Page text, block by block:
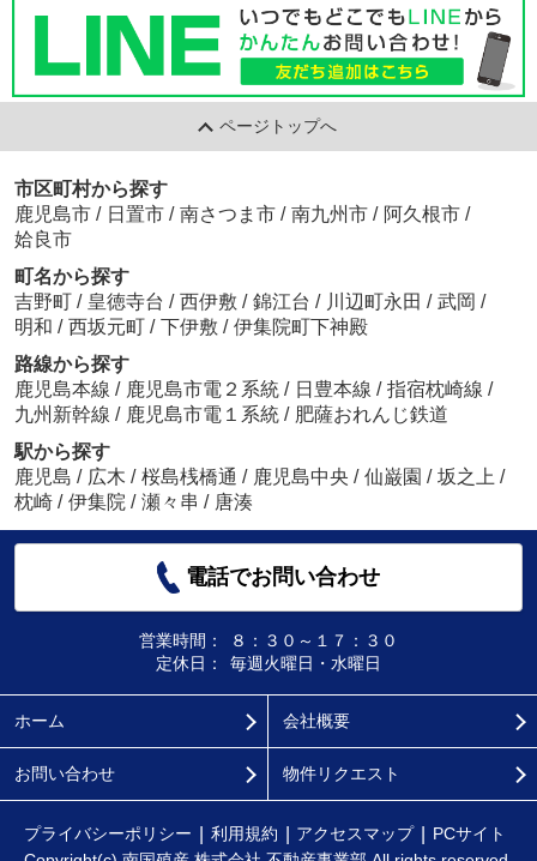
ページトップへ
市区町村から探す
鹿児島市 / 日置市 / 南さつま市 / 南九州市 / 阿久根市 /
姶良市
町名から探す
吉野町 / 皇徳寺台 / 西伊敷 / 錦江台 / 川辺町永田 / 武岡 /
明和 / 西坂元町 / 下伊敷 / 伊集院町下神殿
路線から探す
鹿児島本線 / 鹿児島市電２系統 / 日豊本線 / 指宿枕崎線 /
九州新幹線 / 鹿児島市電１系統 / 肥薩おれんじ鉄道
駅から探す
鹿児島 / 広木 / 桜島桟橋通 / 鹿児島中央 / 仙巌園 / 坂之上 /
枕崎 / 伊集院 / 瀬々串 / 唐湊
電話でお問い合わせ
営業時間：
８：３０～１７：３０
定休日：
毎週火曜日・水曜日
ホーム 会社概要
お問い合わせ 物件リクエスト
プライバシーポリシー 利用規約 アクセスマップ
PCサイト